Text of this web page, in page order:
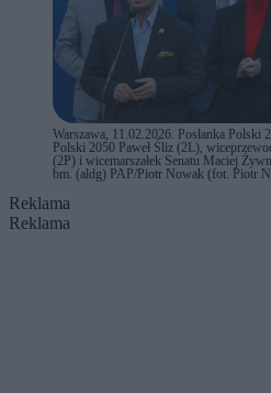
Warszawa, 11.02.2026. Posłanka
Polski 2050 Paweł Śliz (2L),
(2P) i wicemarszałek Senatu Maciej
bm. (aldg) PAP/Piotr Nowak (fot. Piotr
Reklama
Reklama